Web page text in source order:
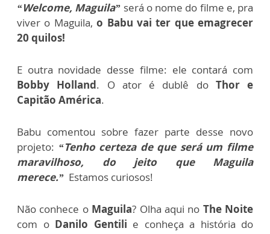
“Welcome, Maguila” será o nome do filme e, pra
viver o Maguila,o Babu vai ter que emagrecer
20 quilos!
E outra novidade desse filme: ele contará com
Bobby Holland. O ator é dublê doThor e
Capitão América.
Babu comentou sobre fazer parte desse novo
projeto: “Tenho certeza de que será um filme
maravilhoso, do jeito que Maguila
merece.” Estamos curiosos!
Não conhece o Maguila? Olha aqui no The Noite
com o Danilo Gentili e conheça a história do